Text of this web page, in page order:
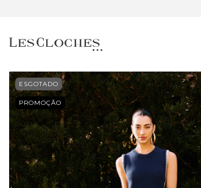
ESGOTADO
PROMOÇÃO